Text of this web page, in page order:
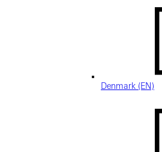
Denmark (EN)